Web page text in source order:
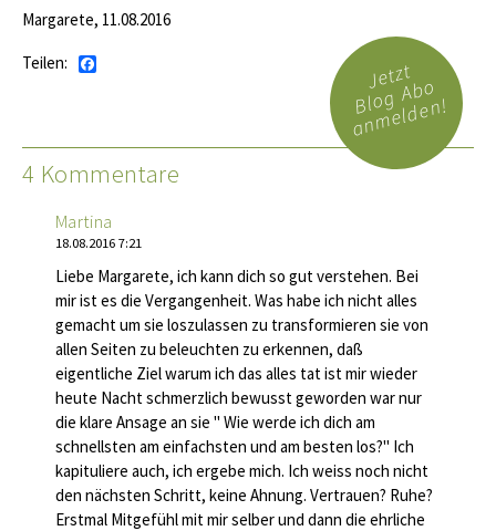
Margarete, 11.08.2016
Teilen: Jetzt
Blog Abo
anmelden!
4 Kommentare
Martina
18.08.2016 7:21
Liebe Margarete, ich kann dich so gut verstehen. Bei
mir ist es die Vergangenheit. Was habe ich nicht alles
gemacht um sie loszulassen zu transformieren sie von
allen Seiten zu beleuchten zu erkennen, daß
eigentliche Ziel warum ich das alles tat ist mir wieder
heute Nacht schmerzlich bewusst geworden war nur
die klare Ansage an sie " Wie werde ich dich am
schnellsten am einfachsten und am besten los?" Ich
kapituliere auch, ich ergebe mich. Ich weiss noch nicht
den nächsten Schritt, keine Ahnung. Vertrauen? Ruhe?
Erstmal Mitgefühl mit mir selber und dann die ehrliche